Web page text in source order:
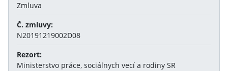
Zmluva
Č. zmluvy:
N20191219002D08
Rezort:
Ministerstvo práce, sociálnych vecí a rodiny SR